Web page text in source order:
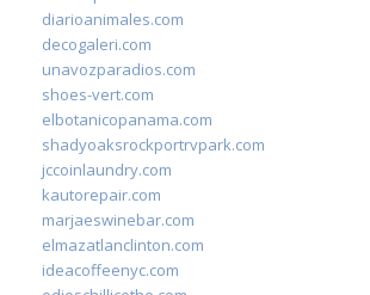
diarioanimales.com
decogaleri.com
unavozparadios.com
shoes-vert.com
elbotanicopanama.com
shadyoaksrockportrvpark.com
jccoinlaundry.com
kautorepair.com
marjaeswinebar.com
elmazatlanclinton.com
ideacoffeenyc.com